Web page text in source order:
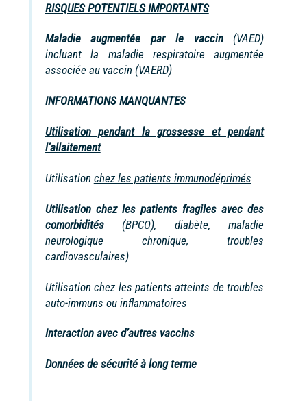
RISQUES POTENTIELS IMPORTANTS
Maladie augmentée par le vaccin(VAED)
incluant la maladie respiratoire augmentée
associée au vaccin (VAERD)
INFORMATIONS MANQUANTES
Utilisation pendant la grossesse et pendant
l’allaitement
Utilisation chez les patients immunodéprimés
Utilisation chez les patients fragiles avec des
comorbidités(BPCO), diabète, maladie
neurologique chronique, troubles
cardiovasculaires)
Utilisation chez les patients atteints de troubles
auto-immuns ou inflammatoires
Interaction avec d’autres vaccins
Données de sécurité à long terme